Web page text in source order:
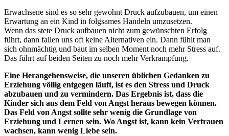
Erwachsene sind es so sehr gewohnt Druck aufzubauen, um einen
Erwartung an ein Kind in folgsames Handeln umzusetzen.
Wenn das stete Druck aufbauen nicht zum gewünschten Erfolg
führt, dann fallen uns oft keine Alternativen ein. Dann fühlt man
sich ohnmächtig und baut im selben Moment noch mehr Stress auf.
Das führt auf beiden Seiten zu noch mehr Verkrampfung.
Eine Herangehensweise, die unseren üblichen Gedanken zu
Erziehung völlig entgegen läuft, ist es den Stress und Druck
abzubauen und zu vermindern. Das Ergebnis ist, dass die
Kinder sich aus dem Feld von Angst heraus bewegen können.
Das Feld von Angst sollte sehr wenig die Grundlage von
Erziehung und Lernen sein. Wo Angst ist, kann kein Vertrauen
wachsen, kann wenig Liebe sein.